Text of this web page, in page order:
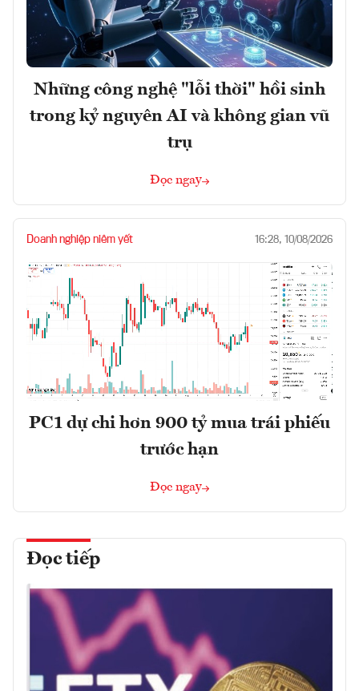
Những công nghệ "lỗi thời" hồi sinh
trong kỷ nguyên AI và không gian vũ
trụ
Đọc ngay
Doanh nghiệp niêm yết 16:28, 10/08/2026
PC1 dự chi hơn 900 tỷ mua trái phiếu
trước hạn
Đọc ngay
Đọc tiếp